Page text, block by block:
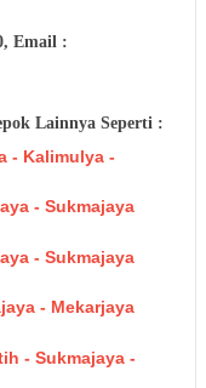
Email :
Lainnya Seperti :
- Kalimulya -
- Sukmajaya
- Sukmajaya
- Mekarjaya
- Sukmajaya -